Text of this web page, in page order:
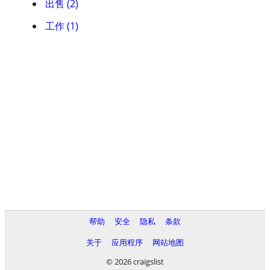
出售 (2)
工作 (1)
帮助 安全 隐私
条款
关于
应用程序
网站地图
© 2026 craigslist